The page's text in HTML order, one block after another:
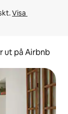
Visa
ut på Airbnb